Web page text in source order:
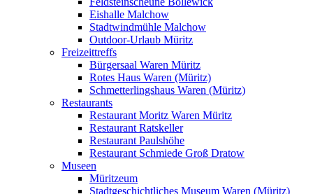
Eishalle Malchow
Stadtwindmühle Malchow
Outdoor-Urlaub Müritz
Freizeittreffs
Bürgersaal Waren Müritz
Rotes Haus Waren (Müritz)
Schmetterlingshaus Waren (Müritz)
Restaurants
Restaurant Moritz Waren Müritz
Restaurant Ratskeller
Restaurant Paulshöhe
Restaurant Schmiede Groß Dratow
Museen
Müritzeum
Stadtgeschichtliches Museum Waren (Müritz)